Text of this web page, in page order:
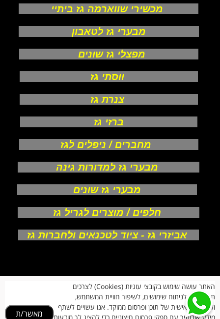
מכשירי שווארמה גז ביתיי
מבערי גז לטאבון
מפצלי גז שונים
ווסתי גז
צנרת גז
ברזי גז
מחברים / ניפלים לגז
מבערי גז למדורות גינה
מבערי גז שונים
חלפים / מוצרים לגריל גז
אביזרי גז - ציוד לטכנאים ולחברות גז
צור קשר
תקנון חנות
מעקב הזמנות
החזרות וביטולים
האתר עושה שימוש בקובצי עוגיות (Cookies) לצרכים
תפעוליים, לניתוח שימושים, לשיפור חוויית המשתמש,
ולהתאמה אישית של תוכן ופרסום ממוקד. אנו עשויים לשתף
מאשר/ת